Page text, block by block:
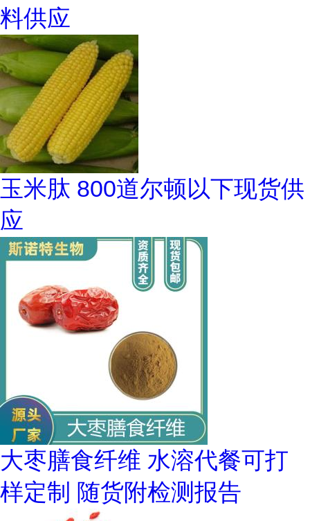
料供应
玉米肽 800道尔顿以下现货供
应
大枣膳食纤维 水溶代餐可打
样定制 随货附检测报告